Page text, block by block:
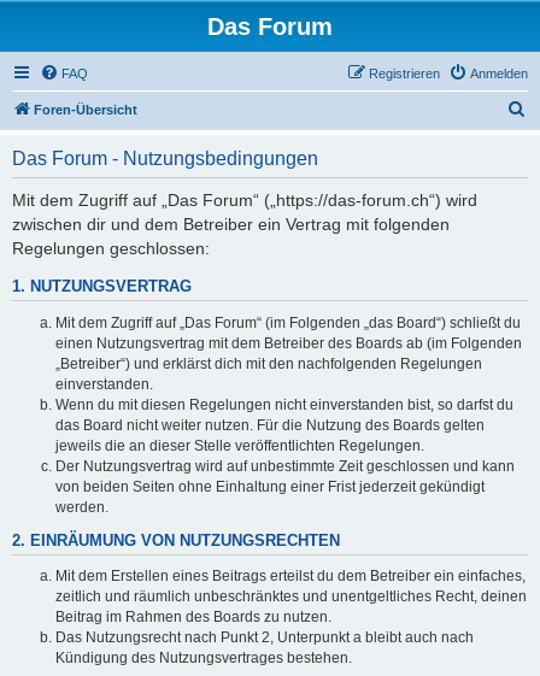
Das Forum
FAQ Anmelden
Registrieren
Foren-Übersicht
Das Forum - Nutzungsbedingungen
Mit dem Zugriff auf „Das Forum“ („https://das-forum.ch“) wird
zwischen dir und dem Betreiber ein Vertrag mit folgenden
Regelungen geschlossen:
1. NUTZUNGSVERTRAG
Mit dem Zugriff auf „Das Forum“ (im Folgenden „das Board“) schließt du
einen Nutzungsvertrag mit dem Betreiber des Boards ab (im Folgenden
„Betreiber“) und erklärst dich mit den nachfolgenden Regelungen
einverstanden.
Wenn du mit diesen Regelungen nicht einverstanden bist, so darfst du
das Board nicht weiter nutzen. Für die Nutzung des Boards gelten
jeweils die an dieser Stelle veröffentlichten Regelungen.
Der Nutzungsvertrag wird auf unbestimmte Zeit geschlossen und kann
von beiden Seiten ohne Einhaltung einer Frist jederzeit gekündigt
werden.
2. EINRÄUMUNG VON NUTZUNGSRECHTEN
Mit dem Erstellen eines Beitrags erteilst du dem Betreiber ein einfaches,
zeitlich und räumlich unbeschränktes und unentgeltliches Recht, deinen
Beitrag im Rahmen des Boards zu nutzen.
Das Nutzungsrecht nach Punkt 2, Unterpunkt a bleibt auch nach
Kündigung des Nutzungsvertrages bestehen.